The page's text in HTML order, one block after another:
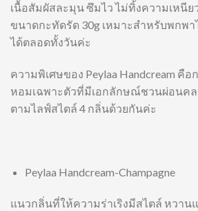
เนื้อสัมผัสละมุน ซึมไว ไม่ทิ้งความเหนีย
ขนาดกะทัดรัด 30g เหมาะสำหรับพกพา
ได้ตลอดทั้งวันค่ะ
ความพิเศษของ Peylaa Handcream คื
หอมเฉพาะตัวที่มีเอกลักษณ์ชวนผ่อนคล
ตามไลฟ์สไตล์ 4 กลิ่นด้วยกันค่ะ
Peylaa Handcream-Champagne
แนวกลิ่นที่ให้ความร่าเริงมีสไตล์ หวาน